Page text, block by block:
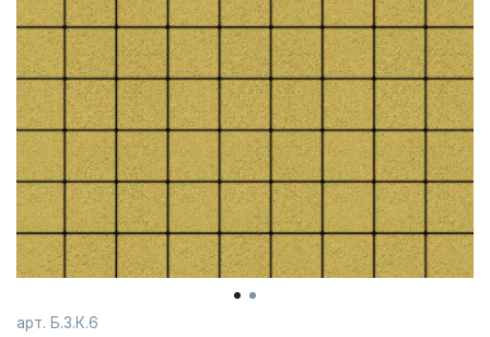
арт. Б.3.К.6